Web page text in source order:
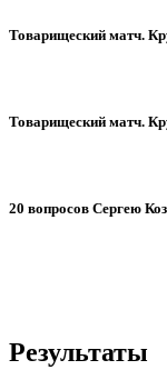
Товарищеский матч.
Товарищеский матч.
20 вопросов Сергею
Результаты